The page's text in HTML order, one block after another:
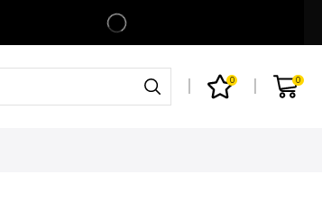
gratuita per ordini superiori a 99€
0 0